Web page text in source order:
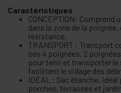
Caractéristiques
CONCEPTION: Comprend
dans la zone de la
résistance.
TRANSPORT : Transport
ses 4 poignées. 2
pour tenir et transporter le
facilitent le vidage des
IDÉAL : Sac étanche,
porches, terrasses et